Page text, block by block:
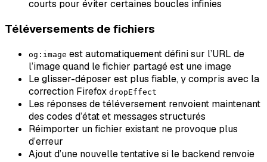
courts pour éviter certaines boucles infinies
Téléversements de fichiers
og:image est automatiquement défini sur l’URL de
l’image quand le fichier partagé est une image
Le glisser-déposer est plus fiable, y compris avec la
correction Firefox dropEffect
Les réponses de téléversement renvoient maintenant
des codes d’état et messages structurés
Réimporter un fichier existant ne provoque plus
d’erreur
Ajout d’une nouvelle tentative si le backend renvoie